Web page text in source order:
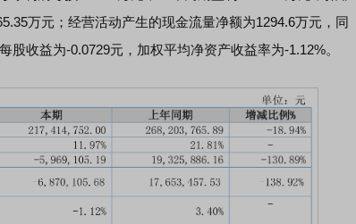
万元；经营活动产生的现金流量净额为1294.6万元，同
股收益为-0.0729元，加权平均净资产收益率为-1.12%。